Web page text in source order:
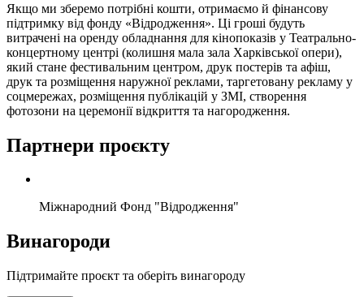
Якщо ми зберемо потрібні кошти, отримаємо й фінансову
підтримку від фонду «Відродження». Ці гроші будуть
витрачені на оренду обладнання для кінопоказів у Театрально-
концертному центрі (колишня мала зала Харківської опери),
який стане фестивальним центром, друк постерів та афіш,
друк та розміщення наружної реклами, таргетовану рекламу у
соцмережах, розміщення публікацій у ЗМІ, створення
фотозони на церемонії відкриття та нагородження.
Партнери проєкту
Міжнародний Фонд "Відродження"
Винагороди
Підтримайте проєкт та оберіть винагороду